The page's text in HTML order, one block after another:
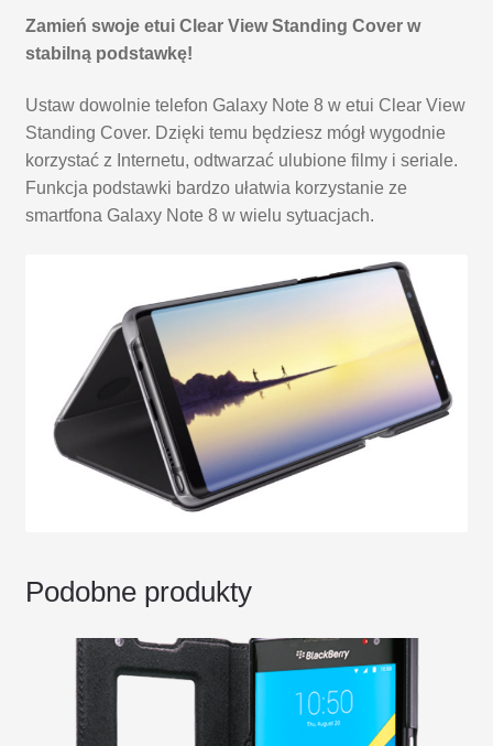
Zamień swoje etui Clear View Standing Cover w
stabilną podstawkę!
Ustaw dowolnie telefon Galaxy Note 8 w etui Clear View
Standing Cover. Dzięki temu będziesz mógł wygodnie
korzystać z Internetu, odtwarzać ulubione filmy i seriale.
Funkcja podstawki bardzo ułatwia korzystanie ze
smartfona Galaxy Note 8 w wielu sytuacjach.
Podobne produkty